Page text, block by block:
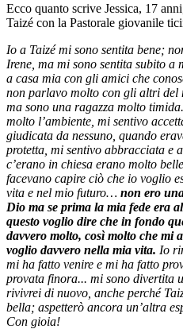
Ecco quanto scrive Jessica, 17
Taizé con la Pastorale giovanile
Io a Taizé mi sono sentita bene;
Irene, ma mi sono sentita subito a
a casa mia con gli amici che
non parlavo molto con gli altri del
ma sono una ragazza molto
molto l’ambiente, mi sentivo
giudicata da nessuno, quando
protetta, mi sentivo abbracciata e
c’erano in chiesa erano molto
facevano capire ciò che io voglio
vita e nel mio futuro… non ero
Dio ma se prima la mia fede era
questo voglio dire che in fondo
davvero molto, così molto che mi
voglio davvero nella mia vita. Io
mi ha fatto venire e mi ha fatto
provata finora... mi sono divertita
rivivrei di nuovo, anche perché
bella; aspetterò ancora un’altra
Con gioia!